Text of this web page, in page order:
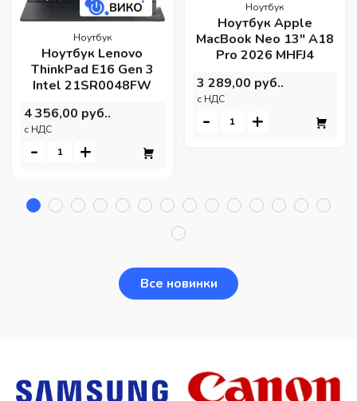
Ноутбук
Ноутбук Lenovo
ThinkPad E16 Gen 3
Intel 21SR0048FW
4 356,00 руб..
c НДС
- +
Ноутбук
Ноутбук Apple
MacBook Neo 13" A18
Pro 2026 MHFJ4
3 289,00 руб..
c НДС
- +
Все новинки